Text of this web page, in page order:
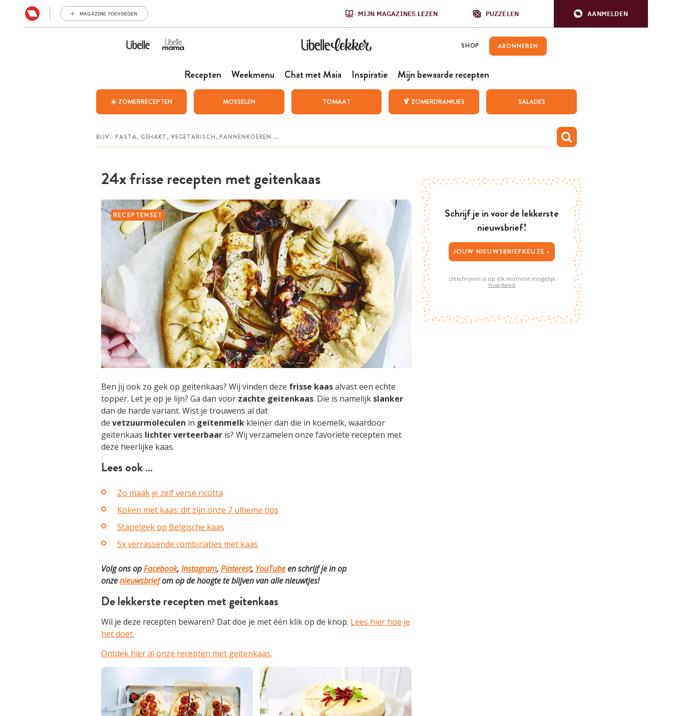
MAGAZINE TOEVOEGEN MIJN MAGAZINES LEZEN PUZZELEN AANMELDEN
SHOP ABONNEREN
Recepten Weekmenu Chat met Maia Inspiratie Mijn bewaarde recepten
☀️ ZOMERRECEPTEN MOSSELEN TOMAAT 🍹 ZOMERDRANKJES SALADES
24x frisse recepten met geitenkaas
RECEPTENSET
Ben jij ook zo gek op geitenkaas? Wij vinden deze frisse kaasalvast een echte
topper. Let je op je lijn? Ga dan voor zachte geitenkaas. Die is namelijk slanker
dan de harde variant. Wist je trouwens al dat
de vetzuurmoleculen in geitenmelk kleiner dan die in koemelk, waardoor
geitenkaas lichterverteerbaar is? Wij verzamelen onze favoriete recepten met
deze heerlijke kaas.
Lees ook …
Zo maak je zelf verse ricotta
Koken met kaas: dit zijn onze 7 ultieme tips
Stapelgek op Belgische kaas
5x verrassende combinaties met kaas
Volg ons opFacebook, Instagram, Pinterest, YouTubeen schrijf je in op
onzenieuwsbriefom op de hoogte te blijven van alle nieuwtjes!
De lekkerste recepten met geitenkaas
Wil je deze recepten bewaren? Dat doe je met één klik op de knop. Lees hier hoe je
het doet.
Ontdek hier al onze recepten met geitenkaas.
Schrijf je in voor de lekkerste
nieuwsbrief!
JOUW NIEUWSBRIEFKEUZE >
Uitschrijven is op elk moment mogelijk
Privacybeleid